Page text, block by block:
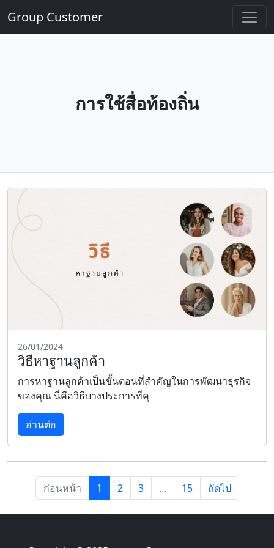
Group Customer
การใช้สื่อท้องถิ่น
26/01/2024
วิธีหาฐานลูกค้า
การหาฐานลูกค้าเป็นขั้นตอนที่สำคัญในการพัฒนาธุรกิจ
ของคุณ นี่คือวิธีบางประการที่คุ
อ่านต่อ
ก่อนหน้า 1 2 3 ... 15 ถัดไป